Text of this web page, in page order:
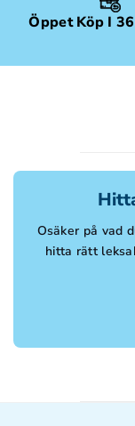
Öppet Köp I
Osäker på vad
hitta rätt